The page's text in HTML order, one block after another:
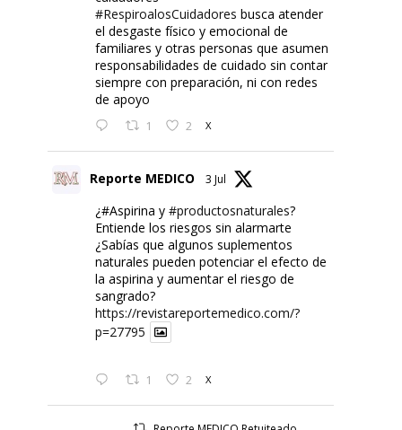
#RespiroalosCuidadores busca atender
el desgaste físico y emocional de
familiares y otras personas que asumen
responsabilidades de cuidado sin contar
siempre con preparación, ni con redes
de apoyo
1 2 X
Reporte MEDICO 3 Jul
¿#Aspirina y #productosnaturales?
Entiende los riesgos sin alarmarte
¿Sabías que algunos suplementos
naturales pueden potenciar el efecto de
la aspirina y aumentar el riesgo de
sangrado?
https://revistareportemedico.com/?
p=27795
1 2 X